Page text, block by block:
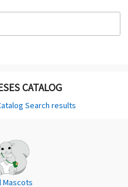
CATALOG
Search results
Mascots